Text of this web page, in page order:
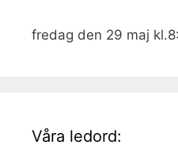
fredag den 29 maj
Våra ledord: